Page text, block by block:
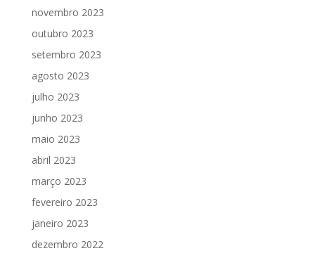
novembro 2023
outubro 2023
setembro 2023
agosto 2023
julho 2023
junho 2023
maio 2023
abril 2023
março 2023
fevereiro 2023
janeiro 2023
dezembro 2022